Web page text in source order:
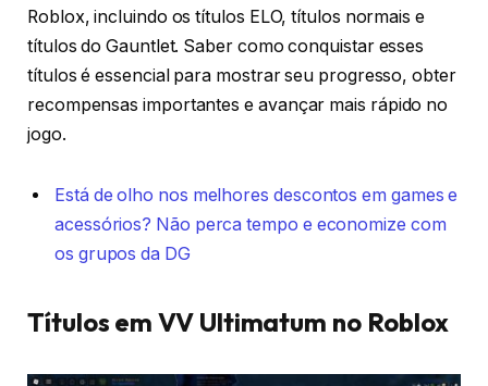
Roblox, incluindo os títulos ELO, títulos normais e
títulos do Gauntlet. Saber como conquistar esses
títulos é essencial para mostrar seu progresso, obter
recompensas importantes e avançar mais rápido no
jogo.
Está de olho nos melhores descontos em games e
acessórios? Não perca tempo e economize com
os grupos da DG
Títulos em VV Ultimatum no Roblox